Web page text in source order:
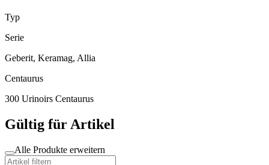
Typ
Serie
Geberit, Keramag, Allia
Centaurus
300 Urinoirs Centaurus
Gültig für Artikel
Alle Produkte erweitern